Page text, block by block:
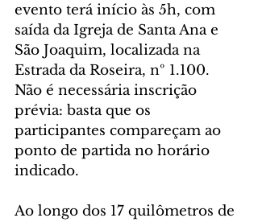
evento terá início às 5h, com
saída da Igreja de Santa Ana e
São Joaquim, localizada na
Estrada da Roseira, nº 1.100.
Não é necessária inscrição
prévia: basta que os
participantes compareçam ao
ponto de partida no horário
indicado.
Ao longo dos 17 quilômetros de